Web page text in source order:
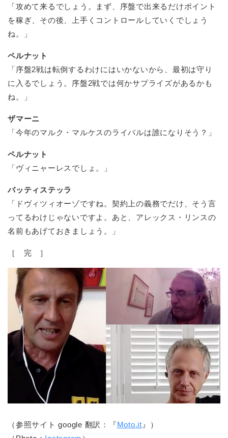
「攻めて来るでしょう。まず、序盤で出来るだけポイント
を稼ぎ、その後、上手くコントロールしていくでしょう
ね。」
ペルナット
「序盤2戦は転倒するわけにはいかないから、最初は守り
に入るでしょう。序盤2戦では何かサプライズがあるかも
ね。」
ザマーニ
「今年のマルク・マルケスのライバルは誰になりそう？」
ペルナット
「ヴィニャーレスでしょ。」
バッティステッラ
「ドヴィツィオーゾですね。契約上の義務でだけ、そう言
ってるわけじゃないですよ。あと、アレックス・リンスの
名前もあげておきましょう。」
［ 完 ］
（参照サイト google 翻訳：『Moto.it 』）